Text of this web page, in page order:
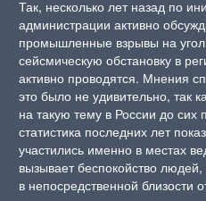
Так, несколько лет назад по
администрации активно
промышленные взрывы на
сейсмическую обстановку в
активно проводятся. Мнения
это было не удивительно, так
на такую тему в России до
статистика последних лет
участились именно в местах
вызывает беспокойство
в непосредственной близости